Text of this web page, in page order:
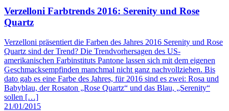
Verzelloni Farbtrends 2016: Serenity und Rose
Quartz
Verzelloni präsentiert die Farben des Jahres 2016 Serenity und Rose
Quartz sind der Trend? Die Trendvorhersagen des US-
amerikanischen Farbinstituts Pantone lassen sich mit dem eigenen
Geschmacksempfinden manchmal nicht ganz nachvollziehen. Bis
dato gab es eine Farbe des Jahres, für 2016 sind es zwei: Rosa und
Babyblau, der Rosaton „Rose Quartz“ und das Blau, „Serenity“
sollen […]
21/01/2015